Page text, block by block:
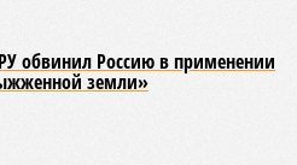
прямо противоположная.
Недвижимость
та же группа компаний-
та же
Group осенью 2024 года, но